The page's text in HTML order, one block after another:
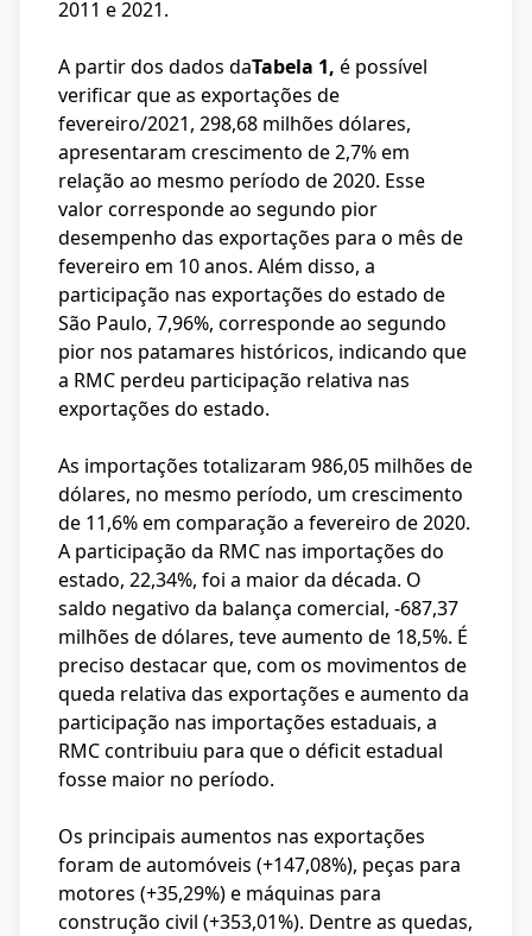
2011 e 2021.
A partir dos dados daTabela 1, é possível
verificar que as exportações de
fevereiro/2021, 298,68 milhões dólares,
apresentaram crescimento de 2,7% em
relação ao mesmo período de 2020. Esse
valor corresponde ao segundo pior
desempenho das exportações para o mês de
fevereiro em 10 anos. Além disso, a
participação nas exportações do estado de
São Paulo, 7,96%, corresponde ao segundo
pior nos patamares históricos, indicando que
a RMC perdeu participação relativa nas
exportações do estado.
As importações totalizaram 986,05 milhões de
dólares, no mesmo período, um crescimento
de 11,6% em comparação a fevereiro de 2020.
A participação da RMC nas importações do
estado, 22,34%, foi a maior da década. O
saldo negativo da balança comercial, -687,37
milhões de dólares, teve aumento de 18,5%. É
preciso destacar que, com os movimentos de
queda relativa das exportações e aumento da
participação nas importações estaduais, a
RMC contribuiu para que o déficit estadual
fosse maior no período.
Os principais aumentos nas exportações
foram de automóveis (+147,08%), peças para
motores (+35,29%) e máquinas para
construção civil (+353,01%). Dentre as quedas,